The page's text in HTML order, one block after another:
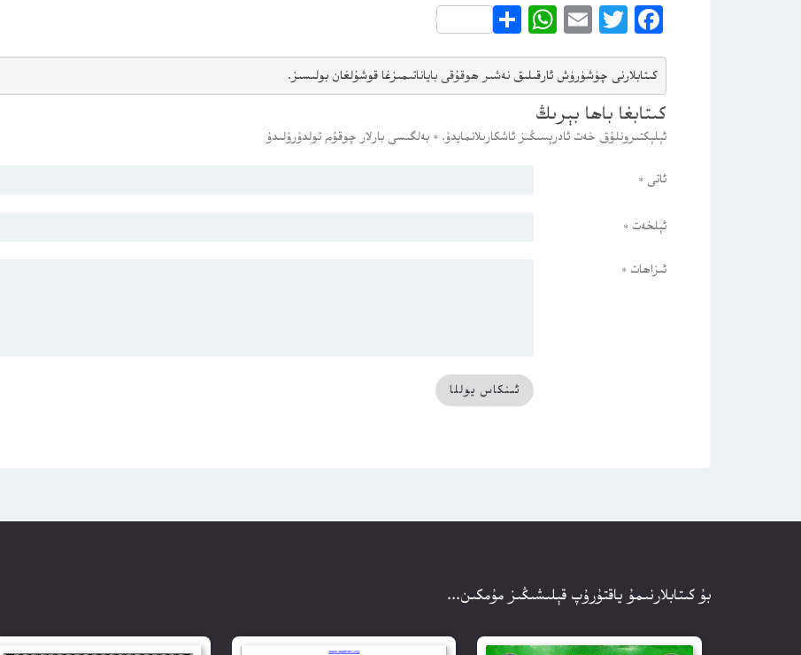
Facebook
Twitter
Email
WhatsApp
Share
كىتابلارنى چۈشۈرۈش ئارقىلىق نەشىر ھوقۇقى باياناتىمىزغا قوشۇلغان بولىسىز.
كىتابغا باھا بېرىڭ
ئېلېكتىرونلۇق خەت ئادرېسىڭىز ئاشكارىلانمايدۇ. * بەلگىسى بارلار چوقۇم تولدۇرۇلىدۇ
ئاتى *
ئېلخەت *
ئىزاھات *
بۇ كىتابلارنىمۇ ياقتۇرۇپ قېلىشىڭىز مۇمكىن...